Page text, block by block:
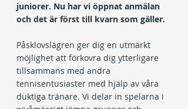
juniorer. Nu har vi öppnat anmälan
och det är först till kvarn som gäller.
Påsklovslägren ger dig en utmärkt
möjlighet att förkovra dig ytterligare
tillsammans med andra
tennisentusiaster med hjälp av våra
duktiga tränare. Vi delar in spelarna i